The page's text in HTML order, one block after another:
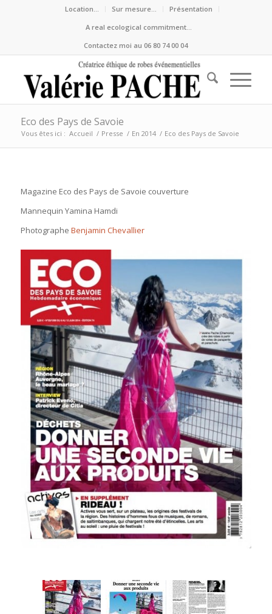
Location… Sur mesure…
Présentation
A real ecological commitment…
Contactez moi au 06 80 74 00 04
Eco des Pays de Savoie
Vous êtes ici : Accueil / Presse / En 2014 / Eco des Pays de Savoie
Magazine Eco des Pays de Savoie couverture
Mannequin Yamina Hamdi
Photographe Benjamin Chevallier